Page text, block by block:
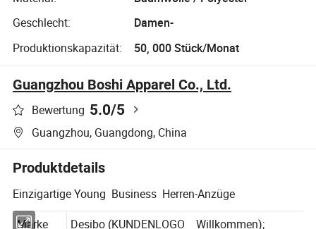
Geschlecht:
Damen-
Produktionskapazität:
50, 000 Stück/Monat
Guangzhou Boshi Apparel Co., Ltd.
Bewertung 5.0/5
Guangzhou, Guangdong, China
Produktdetails
Einzigartige Young Business Herren-Anzüge